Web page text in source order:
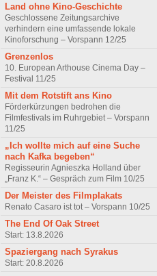
Land ohne Kino-Geschichte
Geschlossene Zeitungsarchive
verhindern eine umfassende lokale
Kinoforschung – Vorspann 12/25
Grenzenlos
10. European Arthouse Cinema Day –
Festival 11/25
Mit dem Rotstift ans Kino
Förderkürzungen bedrohen die
Filmfestivals im Ruhrgebiet – Vorspann
11/25
„Ich wollte mich auf eine Suche
nach Kafka begeben“
Regisseurin Agnieszka Holland über
„Franz K.“ – Gespräch zum Film 10/25
Der Meister des Filmplakats
Renato Casaro ist tot – Vorspann 10/25
The End Of Oak Street
Start: 13.8.2026
Spaziergang nach Syrakus
Start: 20.8.2026